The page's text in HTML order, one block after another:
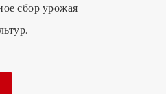
сбор урожая